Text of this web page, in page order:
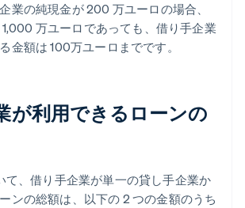
業の純現金が 200 万ユーロの場合、
万ユーロであっても、借り手企業
金額は 100万ユーロまでです。
が利用できるローンの
て、借り手企業が単一の貸し手企業か
ンの総額は、以下の 2 つの金額のうち